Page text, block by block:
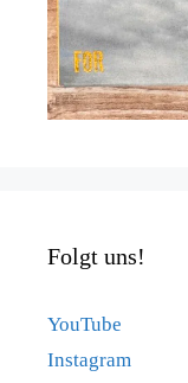
Folgt uns!
YouTube
Instagram